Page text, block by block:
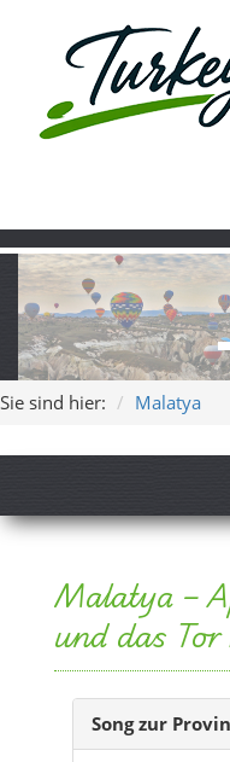
Sie sind hier: Malatya
Malatya –
und das
Song zur